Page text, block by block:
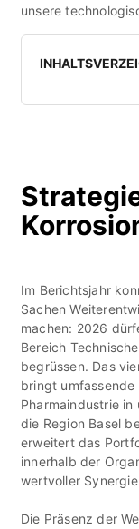
unsere
Im Berichtsjahr
Sachen
machen: 2026
Bereich
begrüssen. Das
bringt umfassende
Pharmaindustrie
die Region Basel
erweitert das
innerhalb der
wertvoller
Die Präsenz der